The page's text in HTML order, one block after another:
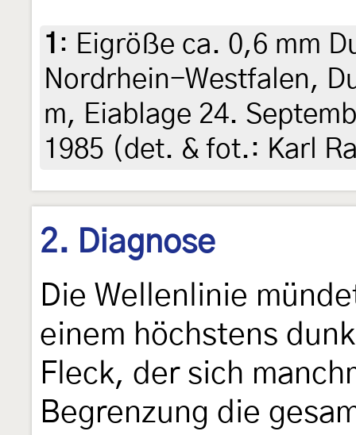
1 : Eigröße ca. 0,6 mm
Nordrhein-Westfalen,
m, Eiablage 24.
1985 (det. & fot.: Karl
2. Diagnose
Die Wellenlinie
einem höchstens
Fleck, der sich
Begrenzung die